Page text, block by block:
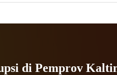
di Pemprov